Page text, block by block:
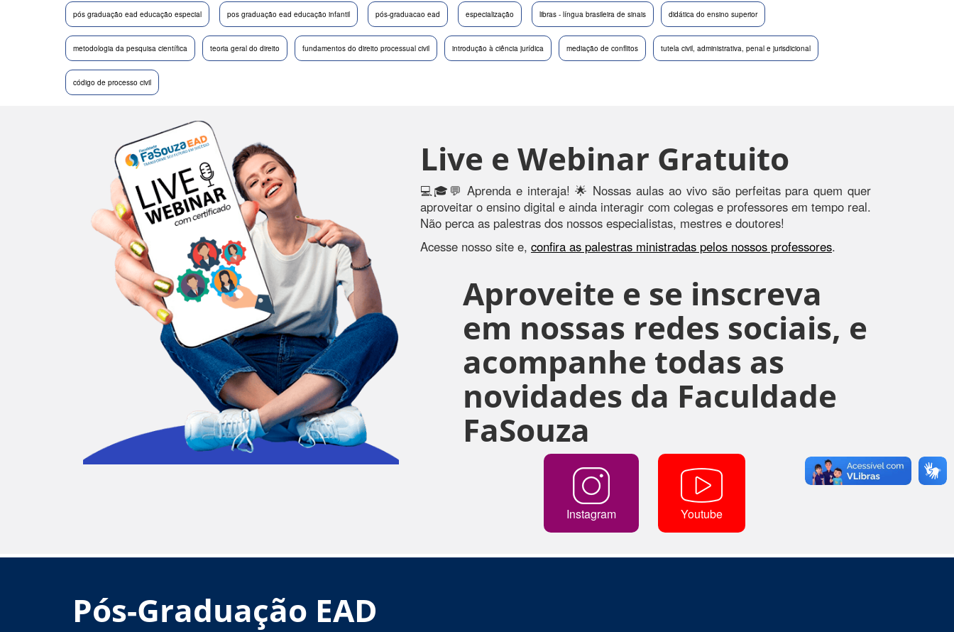
pós graduação ead educação especial pos graduação ead educação infantil pós-graduacao ead especialização libras - língua brasileira de sinais didática do ensino superior
metodologia da pesquisa científica teoria geral do direito fundamentos do direito processual civil introdução à ciência jurídica mediação de conflitos tutela civil, administrativa, penal e jurisdicional
código de processo civil
Live e Webinar Gratuito
💻🎓💬 Aprenda e interaja! 🌟 Nossas aulas ao vivo são perfeitas para quem quer
aproveitar o ensino digital e ainda interagir com colegas e professores em tempo real.
Não perca as palestras dos nossos especialistas, mestres e doutores!
Acesse nosso site e, confira as palestras ministradas pelos nossos professores.
Aproveite e se inscreva
em nossas redes sociais, e
acompanhe todas as
novidades da Faculdade
FaSouza
Instagram Youtube
Pós-Graduação EAD